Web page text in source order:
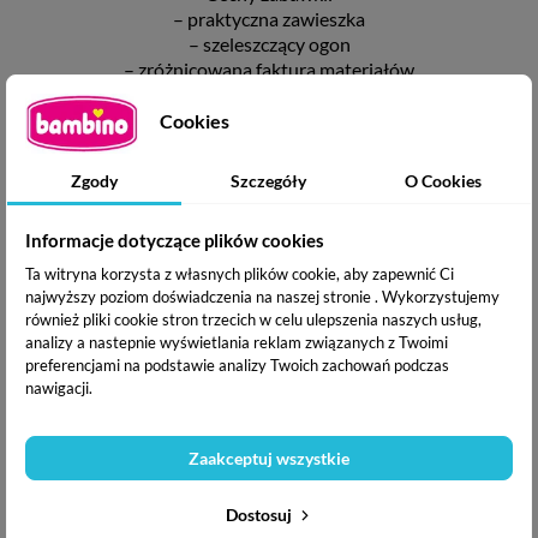
– praktyczna zawieszka
– szeleszczący ogon
– zróżnicowana faktura materiałów
– zabawnie piszczy przy potrząsaniu
– wiek: 0+
Cookies
Zgody Szczegóły O Cookies
Informacje dotyczące plików cookies
Ta witryna korzysta z własnych plików cookie, aby zapewnić Ci
najwyższy poziom doświadczenia na naszej stronie . Wykorzystujemy
również pliki cookie stron trzecich w celu ulepszenia naszych usług,
analizy a nastepnie wyświetlania reklam związanych z Twoimi
preferencjami na podstawie analizy Twoich zachowań podczas
nawigacji.
Dostosuj
Zaakceptuj wszystkie